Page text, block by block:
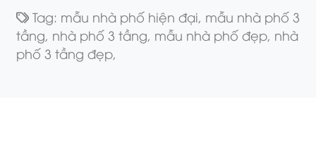
Tag: mẫu nhà phố hiện đại, mẫu nhà phố 3
tầng, nhà phố 3 tầng, mẫu nhà phố đẹp, nhà
phố 3 tầng đẹp,